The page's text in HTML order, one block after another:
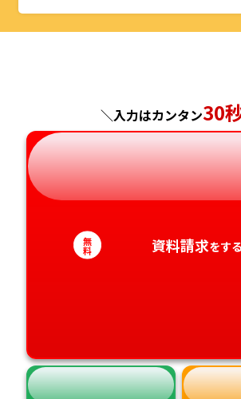
山形県
千葉県
神奈川県
福井県
岐阜県
静岡県
愛知県
京都府
奈良県
和歌山県
島根県
山口県
徳島県
香川県
福岡県
長崎県
熊本県
大分県
宮崎県
＼入力はカンタン30
無
料 資料請求をする